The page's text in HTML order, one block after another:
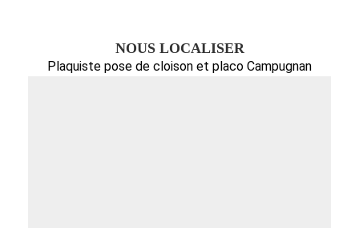
NOUS LOCALISER
Plaquiste pose de cloison et placo Campugnan